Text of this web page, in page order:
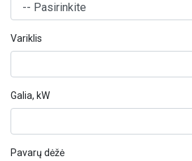
Variklis
Galia, kW
Pavarų dėžė